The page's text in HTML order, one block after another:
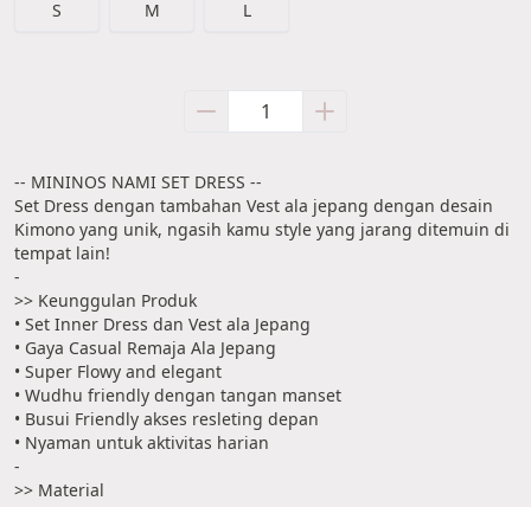
S M L
-- MININOS NAMI SET DRESS --
Set Dress dengan tambahan Vest ala jepang dengan desain
Kimono yang unik, ngasih kamu style yang jarang ditemuin di
tempat lain!
-
>> Keunggulan Produk
• Set Inner Dress dan Vest ala Jepang
• Gaya Casual Remaja Ala Jepang
• Super Flowy and elegant
• Wudhu friendly dengan tangan manset
• Busui Friendly akses resleting depan
• Nyaman untuk aktivitas harian
-
>> Material